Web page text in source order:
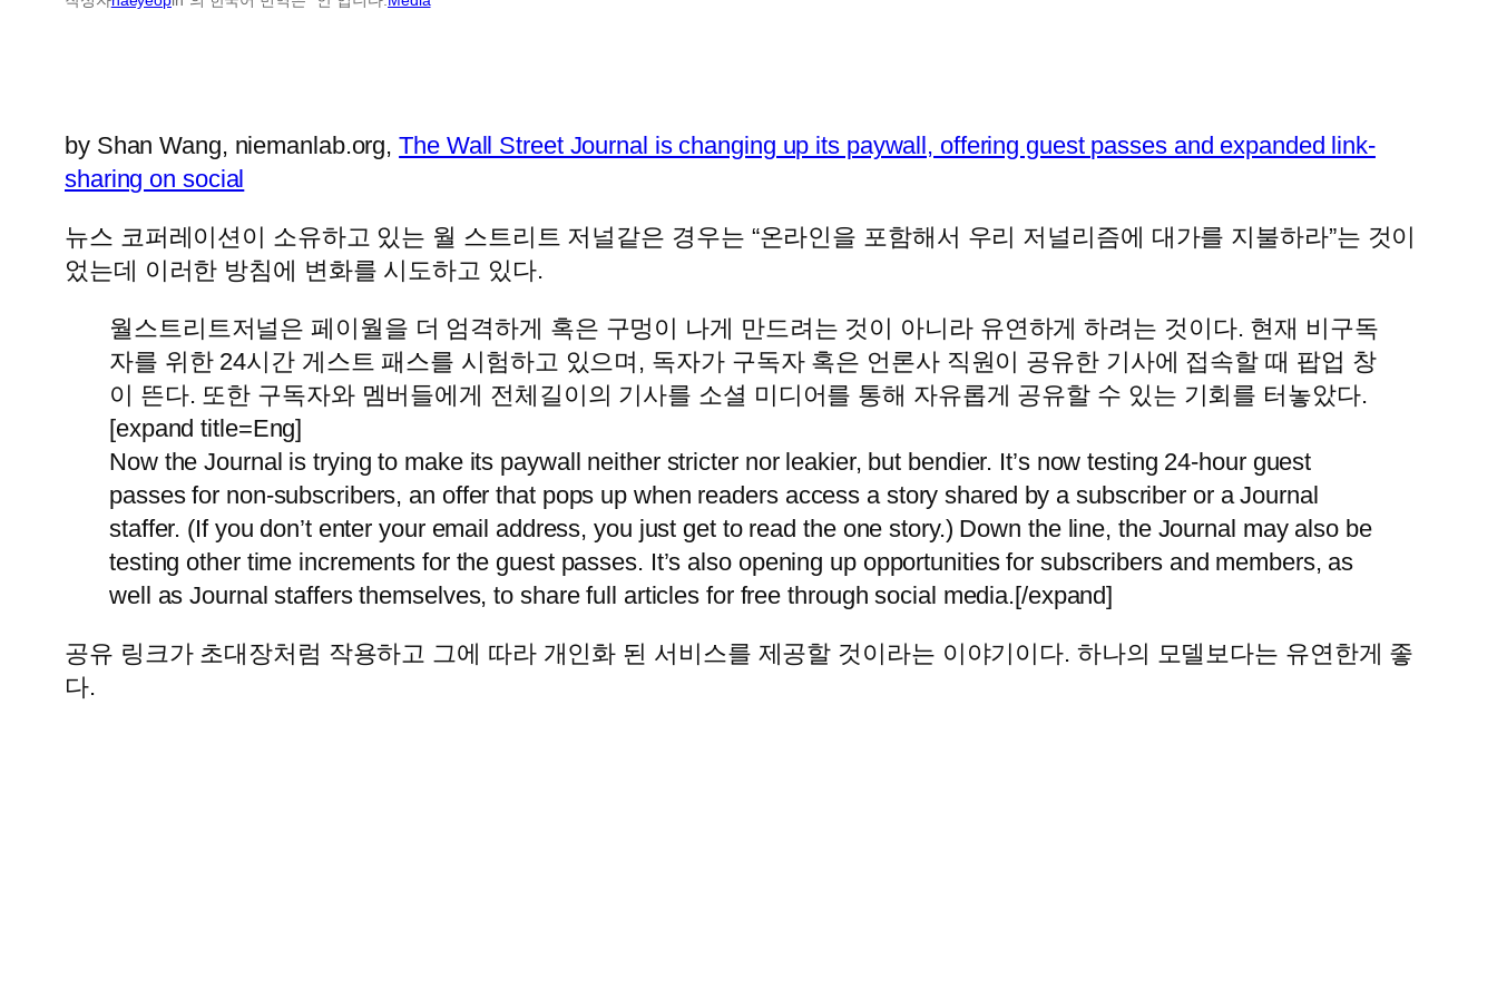
by Shan Wang, niemanlab.org,The Wall Street Journal is changing up its paywall, offering guest passes and expanded link-
sharing on social
뉴스 코퍼레이션이 소유하고 있는 월 스트리트 저널같은 경우는 “온라인을 포함해서 우리 저널리즘에 대가를 지불하라”는 것이
었는데 이러한 방침에 변화를 시도하고 있다.
월스트리트저널은 페이월을 더 엄격하게 혹은 구멍이 나게 만드려는 것이 아니라 유연하게 하려는 것이다. 현재 비구독
자를 위한 24시간 게스트 패스를 시험하고 있으며, 독자가 구독자 혹은 언론사 직원이 공유한 기사에 접속할 때 팝업 창
이 뜬다. 또한 구독자와 멤버들에게 전체길이의 기사를 소셜 미디어를 통해 자유롭게 공유할 수 있는 기회를 터놓았다.
[expand title=Eng]
Now the Journal is trying to make its paywall neither stricter nor leakier, but bendier. It’s now testing 24-hour guest
passes for non-subscribers, an offer that pops up when readers access a story shared by a subscriber or a Journal
staffer. (If you don’t enter your email address, you just get to read the one story.) Down the line, the Journal may also be
testing other time increments for the guest passes. It’s also opening up opportunities for subscribers and members, as
well as Journal staffers themselves, to share full articles for free through social media.[/expand]
공유 링크가 초대장처럼 작용하고 그에 따라 개인화 된 서비스를 제공할 것이라는 이야기이다. 하나의 모델보다는 유연한게 좋
다.